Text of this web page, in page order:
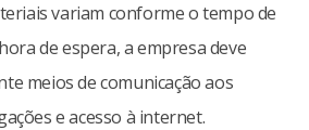
variam conforme o tempo de
de espera, a empresa deve
meios de comunicação aos
e acesso à internet.